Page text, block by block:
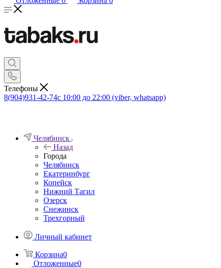
Телефоны
8(904)931-42-74с 10:00 до 22:00 (viber, whatsapp)
Челябинск
Назад
Города
Челябинск
Екатеринбург
Копейск
Нижний Тагил
Озерск
Снежинск
Трехгорный
Личный кабинет
Корзина0
Отложенные0